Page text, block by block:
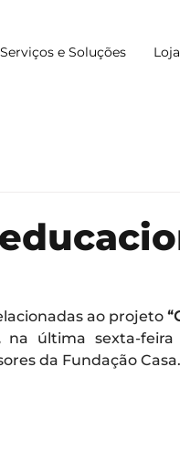
Serviços e Soluções Loja
ao projeto
na última sexta-feira
da Fundação Casa.